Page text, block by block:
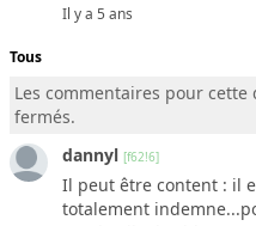
Il y a 5 ans
Tous
Les commentaires pour
fermés.
dannyl [f62!6]
Il peut être content : il
totalement